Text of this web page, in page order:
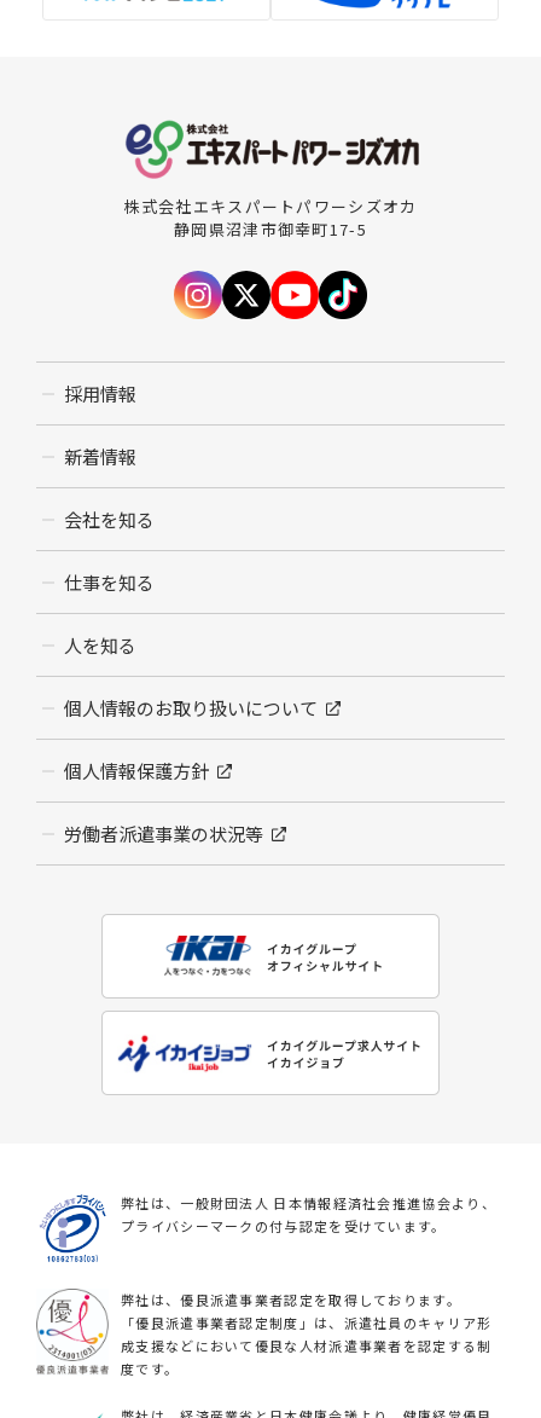
株式会社エキスパートパワーシズオカ
静岡県沼津市御幸町17-5
採用情報
新着情報
会社を知る
仕事を知る
人を知る
個人情報のお取り扱いについて
個人情報保護方針
労働者派遣事業の状況等
弊社は、一般財団法人 日本情報経済社会推進協会より、
プライバシーマークの付与認定を受けています。
弊社は、優良派遣事業者認定を取得しております。
「優良派遣事業者認定制度」は、派遣社員のキャリア形
成支援などにおいて優良な人材派遣事業者を認定する制
度です。